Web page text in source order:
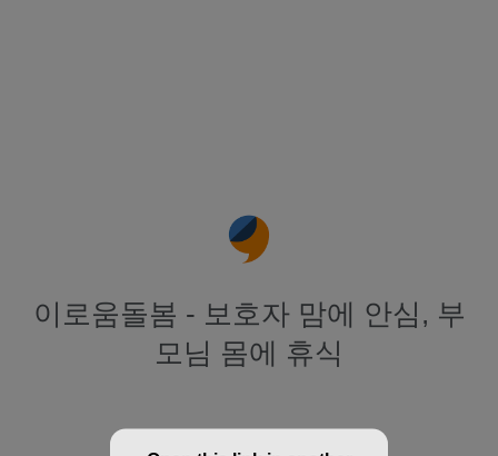
이로움돌봄 - 보호자 맘에 안심, 부
모님 몸에 휴식